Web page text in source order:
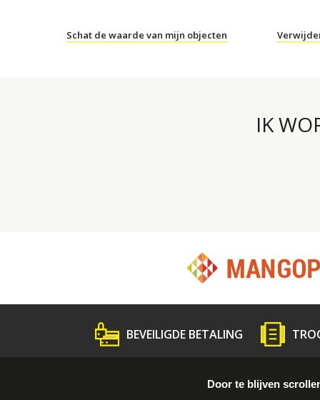
Schat de waarde van mijn objecten
IK
BEVEILIGDE BETALING
Door te blijven